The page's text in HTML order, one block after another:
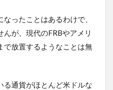
ったことはあるわけで、
が、現代のFRBやアメリ
で放置するようなことは無
る通貨がほとんど米ドルな